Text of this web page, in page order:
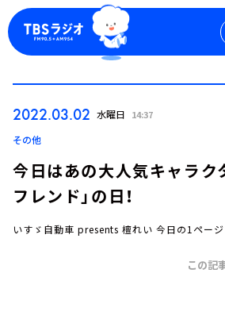
2022.03.02 水曜日 14:37
その他
今日はあの大人気キャラク
フレンド」の日！
いすゞ自動車 presents 檀れい 今日の1ページ
この記